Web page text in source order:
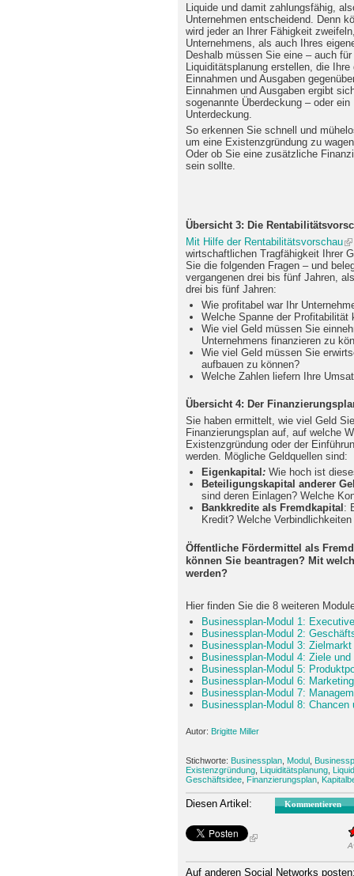
Liquide und damit zahlungsfähig,
Unternehmen entscheidend. Denn
wird jeder an Ihrer Fähigkeit
Unternehmens, als auch Ihres
Deshalb müssen Sie eine – auch
Liquiditätsplanung erstellen, die
Einnahmen und Ausgaben
Einnahmen und Ausgaben ergibt
sogenannte Überdeckung – oder
Unterdeckung.
So erkennen Sie schnell und
um eine Existenzgründung zu
Oder ob Sie eine zusätzliche
sein sollte.
Übersicht 3: Die
Mit Hilfe der Rentabilitätsvorschau
wirtschaftlichen Tragfähigkeit Ihrer
Sie die folgenden Fragen – und
vergangenen drei bis fünf Jahren,
drei bis fünf Jahren:
Wie profitabel war Ihr
Welche Spanne der
Wie viel Geld müssen Sie
Unternehmens finanzieren zu
Wie viel Geld müssen Sie
aufbauen zu können?
Welche Zahlen liefern Ihre
Übersicht 4: Der
Sie haben ermittelt, wie viel Geld
Finanzierungsplan auf, auf welche
Existenzgründung oder der
werden. Mögliche Geldquellen sind:
Eigenkapital: Wie hoch ist
Beteiligungskapital anderer
sind deren Einlagen? Welche
Bankkredite als Fremdkapital:
Kredit? Welche
Öffentliche Fördermittel als
können Sie beantragen? Mit
werden?
Hier finden Sie die 8 weiteren
Businessplan-Modul 1:
Businessplan-Modul 2:
Businessplan-Modul 3: Zielmarkt
Businessplan-Modul 4: Ziele
Businessplan-Modul 5:
Businessplan-Modul 6:
Businessplan-Modul 7:
Businessplan-Modul 8:
Autor: Brigitte Miller
Stichworte: Businessplan Modul
Existenzgründung Liquiditätsplanung
Geschäftsidee Finanzierungsplan
Diesen Artikel: Kommentieren
Auf anderen Social Networks